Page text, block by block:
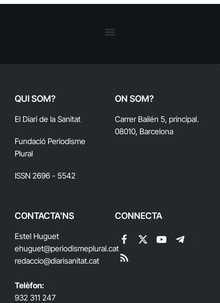
QUI SOM?
El Diari de la Sanitat
Fundació Periodisme
Plural
ISSN 2696 - 5542
ON SOM?
Carrer Bailén 5, principal.
08010, Barcelona
CONTACTA'NS
Estel Huguet
ehuguet@periodismeplural.cat
redaccio@diarisanitat.cat
Telèfon:
932 311 247
CONNECTA
Facebook
X
YouTubeTelegram
RSS